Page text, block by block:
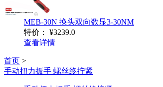
MEB-30N 换头双向数显3-30NM
特价：
¥3239.0
查看详情
首页 >
手动扭力扳手 螺丝终拧紧